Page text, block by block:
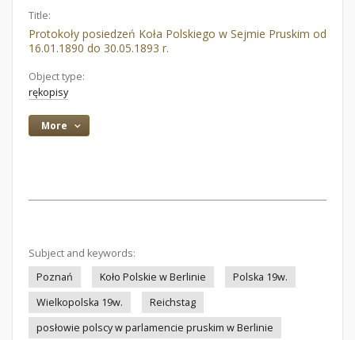
Title:
Protokoły posiedzeń Koła Polskiego w Sejmie Pruskim od
16.01.1890 do 30.05.1893 r.
Object type:
rękopisy
More
Subject and keywords:
Poznań
Koło Polskie w Berlinie
Polska 19w.
Wielkopolska 19w.
Reichstag
posłowie polscy w parlamencie pruskim w Berlinie